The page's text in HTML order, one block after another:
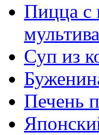
Пицца с
Суп из
Печень